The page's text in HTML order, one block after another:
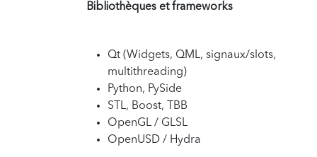
Bibliothèques et frameworks
Qt (Widgets, QML, signaux/slots,
multithreading)
Python, PySide
STL, Boost, TBB
OpenGL / GLSL
OpenUSD / Hydra